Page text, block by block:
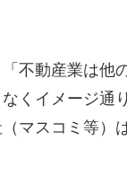
不動産業は他
くイメージ通
マスコミ等）